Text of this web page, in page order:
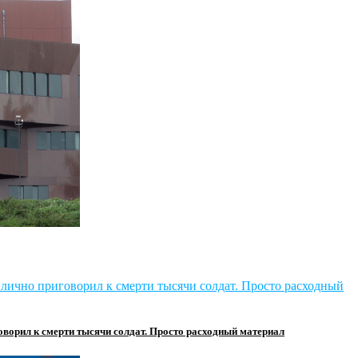
к смерти тысячи солдат. Просто расходный материал